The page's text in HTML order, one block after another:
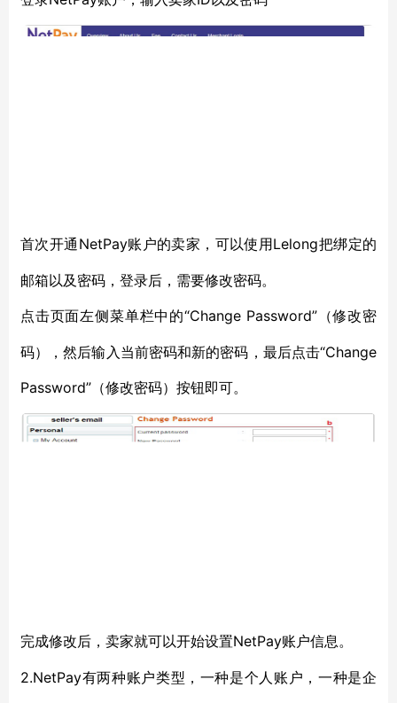
首次开通 NetPay账户的卖家，可以使用Lelong把绑定的
邮箱以及密码，登录后，需要修改密码。
点击页面左侧菜单栏中的“Change Password”（修改密
码），然后输入当前密码和新的密码，最后点击“Change
Password”（修改密码）按钮即可。
完成修改后，卖家就可以开始设置NetPay账户信息。
2.NetPay有两种账户类型，一种是个人账户，一种是企